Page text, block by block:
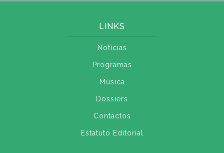
LINKS
Notícias
Programas
Música
Dossiers
Contactos
Estatuto Editorial